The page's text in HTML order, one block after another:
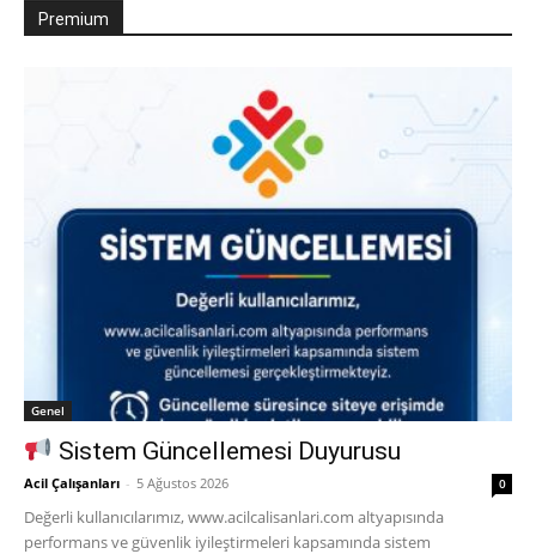
Premium
Genel
Sistem Güncellemesi Duyurusu
Acil Çalışanları - 5 Ağustos 2026 0
Değerli kullanıcılarımız, www.acilcalisanlari.com altyapısında
performans ve güvenlik iyileştirmeleri kapsamında sistem